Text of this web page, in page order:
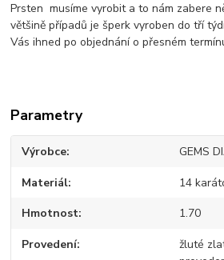
Prsten musíme vyrobit a to nám zabere
většině případů je šperk vyroben do tří
Vás ihned po objednání o přesném
Parametry
Výrobce GEMS
Materiál 14
Hmotnost 1.70
Provedení
žluté